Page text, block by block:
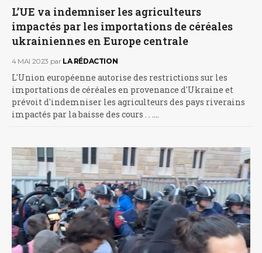
L’UE va indemniser les agriculteurs
impactés par les importations de céréales
ukrainiennes en Europe centrale
4 MAI 2023 par LA RÉDACTION
L'Union européenne autorise des restrictions sur les
importations de céréales en provenance d'Ukraine et
prévoit d'indemniser les agriculteurs des pays riverains
impactés par la baisse des cours . . .…